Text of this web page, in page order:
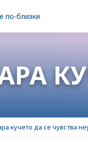
по-близки
КУЧЕТО
СЕ
кучето да се чувства